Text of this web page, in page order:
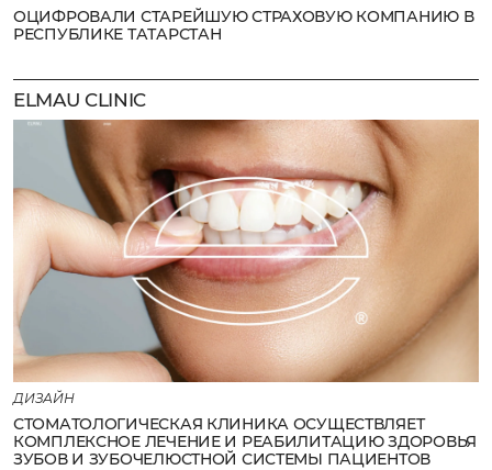
ОЦИФРОВАЛИ СТАРЕЙШУЮ СТРАХОВУЮ КОМПАНИЮ В
РЕСПУБЛИКЕ ТАТАРСТАН
ELMAU CLINIC
ДИЗАЙН
СТОМАТОЛОГИЧЕСКАЯ КЛИНИКА ОСУЩЕСТВЛЯЕТ
КОМПЛЕКСНОЕ ЛЕЧЕНИЕ И РЕАБИЛИТАЦИЮ ЗДОРОВЬЯ
ЗУБОВ И ЗУБОЧЕЛЮСТНОЙ СИСТЕМЫ ПАЦИЕНТОВ